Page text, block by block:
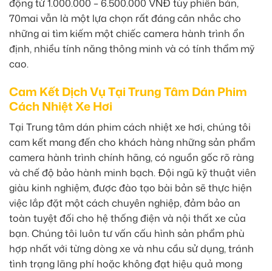
động từ 1.000.000 – 6.500.000 VNĐ tùy phiên bản,
70mai vẫn là một lựa chọn rất đáng cân nhắc cho
những ai tìm kiếm một chiếc camera hành trình ổn
định, nhiều tính năng thông minh và có tính thẩm mỹ
cao.
Cam Kết Dịch Vụ Tại Trung Tâm Dán Phim
Cách Nhiệt Xe Hơi
Tại Trung tâm dán phim cách nhiệt xe hơi, chúng tôi
cam kết mang đến cho khách hàng những sản phẩm
camera hành trình chính hãng, có nguồn gốc rõ ràng
và chế độ bảo hành minh bạch. Đội ngũ kỹ thuật viên
giàu kinh nghiệm, được đào tạo bài bản sẽ thực hiện
việc lắp đặt một cách chuyên nghiệp, đảm bảo an
toàn tuyệt đối cho hệ thống điện và nội thất xe của
bạn. Chúng tôi luôn tư vấn cấu hình sản phẩm phù
hợp nhất với từng dòng xe và nhu cầu sử dụng, tránh
tình trạng lãng phí hoặc không đạt hiệu quả mong